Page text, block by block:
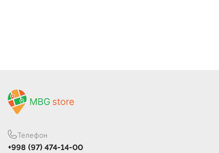
Телефон
+998 (97) 474-14-00